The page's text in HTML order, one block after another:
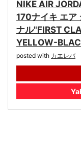
NIKE AIR
170ナイキ エア
ナル"FIRST
YELLOW-
posted with カエレバ